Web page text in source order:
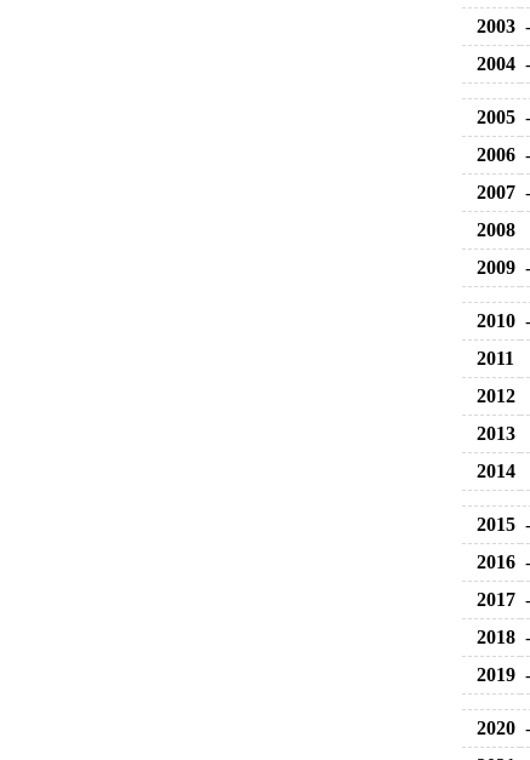
2003
2004
2005
2006
2007
2008
2009
2010
2011
2012
2013
2014
2015
2016
2017
2018
2019
2020